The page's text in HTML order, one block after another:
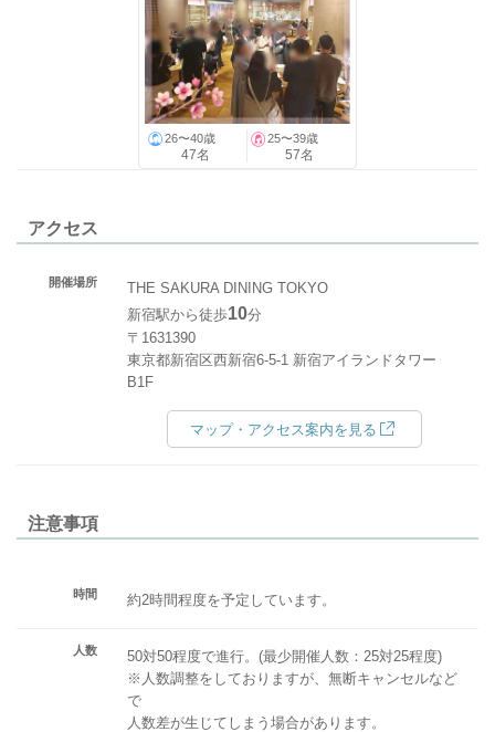
26〜40歳
47名
25〜39歳
57名
アクセス
開催場所
THE SAKURA DINING TOKYO
新宿駅から徒歩10分
〒1631390
東京都新宿区西新宿6-5-1 新宿アイランドタワー
B1F
マップ・アクセス案内を見る
注意事項
時間 約2時間程度を予定しています。
人数
50対50程度で進行。(最少開催人数：25対25程度)
※人数調整をしておりますが、無断キャンセルなど
で
人数差が生じてしまう場合があります。